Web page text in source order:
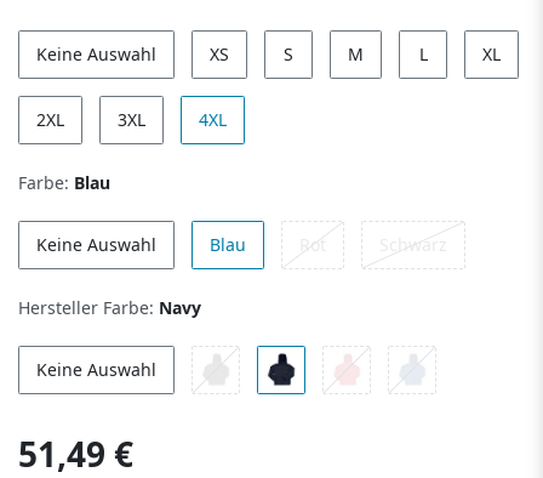
Keine Auswahl XS S M L XL
2XL 3XL 4XL
Farbe: Blau
Keine Auswahl Blau Rot Schwarz
Hersteller Farbe: Navy
Keine Auswahl
51,49 €